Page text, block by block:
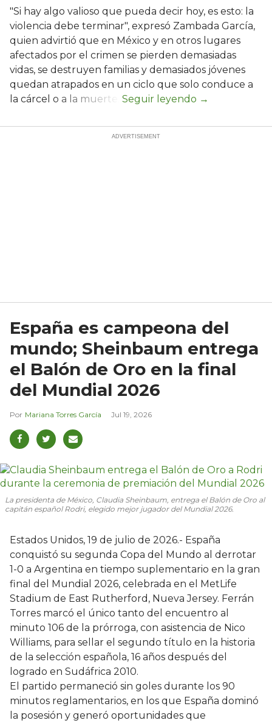
"Si hay algo valioso que pueda decir hoy, es esto: la
violencia debe terminar", expresó Zambada García,
quien advirtió que en México y en otros lugares
afectados por el crimen se pierden demasiadas
vidas, se destruyen familias y demasiados jóvenes
quedan atrapados en un ciclo que solo conduce a
la cárcel o a la muerte.
España es campeona del
mundo; Sheinbaum entrega
el Balón de Oro en la final
del Mundial 2026
Mariana Torres García Jul 19, 2026
La presidenta de México, Claudia Sheinbaum, entrega el Balón de Oro al
capitán español Rodri, elegido mejor jugador del Mundial 2026.
Estados Unidos, 19 de julio de 2026.- España
conquistó su segunda Copa del Mundo al derrotar
1-0 a Argentina en tiempo suplementario en la gran
final del Mundial 2026, celebrada en el MetLife
Stadium de East Rutherford, Nueva Jersey. Ferrán
Torres marcó el único tanto del encuentro al
minuto 106 de la prórroga, con asistencia de Nico
Williams, para sellar el segundo título en la historia
de la selección española, 16 años después del
logrado en Sudáfrica 2010.
El partido permaneció sin goles durante los 90
minutos reglamentarios, en los que España dominó
la posesión y generó oportunidades que